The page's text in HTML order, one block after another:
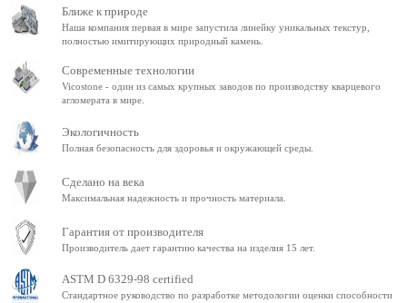
Ближе к природе
Наша компания первая в мире запустила линейку уникальных текстур,
полностью имитирующих природный камень.
Современные технологии
Vicostone - один из самых крупных заводов по производству кварцевого
агломерата в мире.
Экологичность
Полная безопасность для здоровья и окружающей среды.
Сделано на века
Максимальная надежность и прочность материала.
Гарантия от производителя
Производитель дает гарантию качества на изделия 15 лет.
ASTM D 6329-98 certified
Стандартное руководство по разработке методологии оценки способности